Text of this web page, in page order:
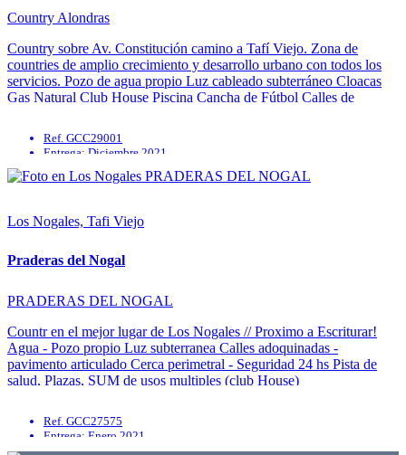
Country Alondras
Country sobre Av. Constitución camino a Tafí Viejo. Zona de
countries de amplio crecimiento y desarrollo urbano con todos los
servicios. Pozo de agua propio Luz cableado subterráneo Cloacas
Gas Natural Club House Piscina Cancha de Fútbol Calles de
Ref. GCC29001
Entrega: Diciembre 2021
Quincho
Los Nogales, Tafi Viejo
Praderas del Nogal
PRADERAS DEL NOGAL
Countr en el mejor lugar de Los Nogales // Proximo a Escriturar!
Agua - Pozo propio Luz subterranea Calles adoquinadas -
pavimento articulado Cerca perimetral - Seguridad 24 hs Pista de
salud, Plazas, SUM de usos multiples (club House)
Ref. GCC27575
Entrega: Enero 2021